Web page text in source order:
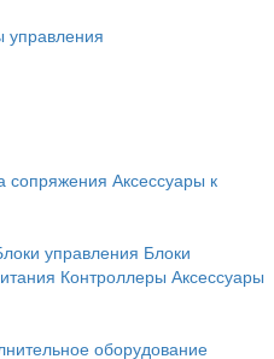
управления
сопряжения Аксессуары к
управления Блоки
Контроллеры Аксессуары
оборудование